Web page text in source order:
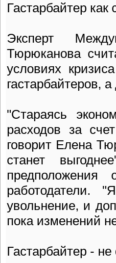
Гастарбайтер
Эксперт
Тюрюканова
условиях
гастарбайтеров,
"Стараясь
расходов за
говорит Елена
станет
увольнение, и
пока изменений
Гастарбайтер -